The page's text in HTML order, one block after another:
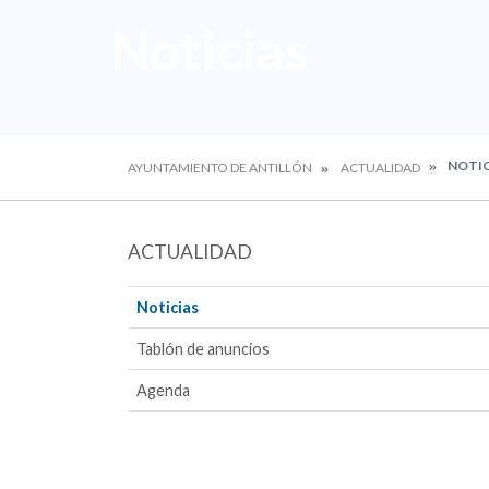
AYUNTAMIENTO DE ANTILLÓN ACTUALIDAD
ACTUALIDAD
Noticias
Tablón de anuncios
Agenda